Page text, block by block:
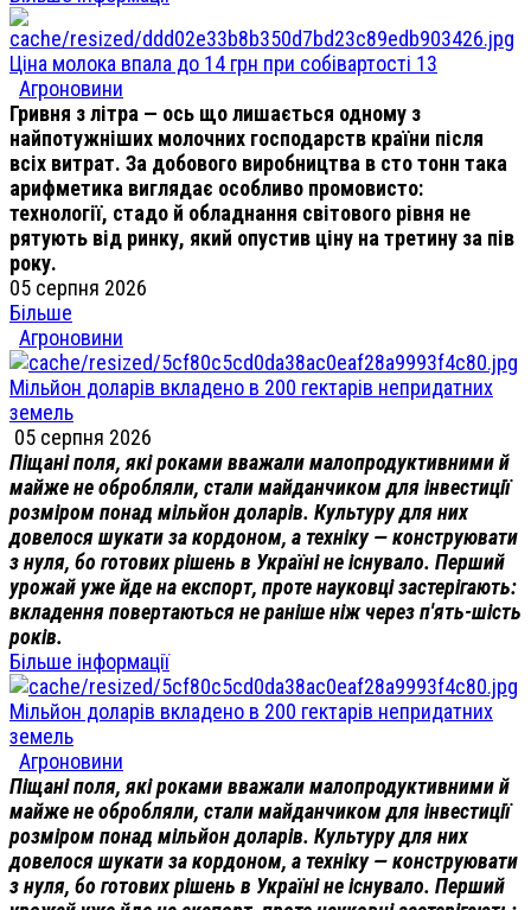
Ціна молока впала до 14 грн при собівартості 13
Агроновини
Гривня з літра — ось що лишається одному з
найпотужніших молочних господарств країни після
всіх витрат. За добового виробництва в сто тонн така
арифметика виглядає особливо промовисто:
технології, стадо й обладнання світового рівня не
рятують від ринку, який опустив ціну на третину за пів
року.
05 серпня 2026
Більше
Агроновини
Мільйон доларів вкладено в 200 гектарів непридатних
земель
05 серпня 2026
Піщані поля, які роками вважали малопродуктивними й
майже не обробляли, стали майданчиком для інвестиції
розміром понад мільйон доларів. Культуру для них
довелося шукати за кордоном, а техніку — конструювати
з нуля, бо готових рішень в Україні не існувало. Перший
урожай уже йде на експорт, проте науковці застерігають:
вкладення повертаються не раніше ніж через п'ять-шість
років.
Більше інформації
Мільйон доларів вкладено в 200 гектарів непридатних
земель
Агроновини
Піщані поля, які роками вважали малопродуктивними й
майже не обробляли, стали майданчиком для інвестиції
розміром понад мільйон доларів. Культуру для них
довелося шукати за кордоном, а техніку — конструювати
з нуля, бо готових рішень в Україні не існувало. Перший